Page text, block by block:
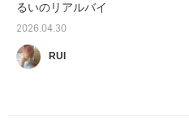
るいのリアルバイ
2026.04.30
RUI